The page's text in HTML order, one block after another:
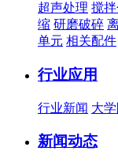
超声处理 搅
缩 研磨破碎
单元 相关配件
行业应用
行业新闻 大
新闻动态